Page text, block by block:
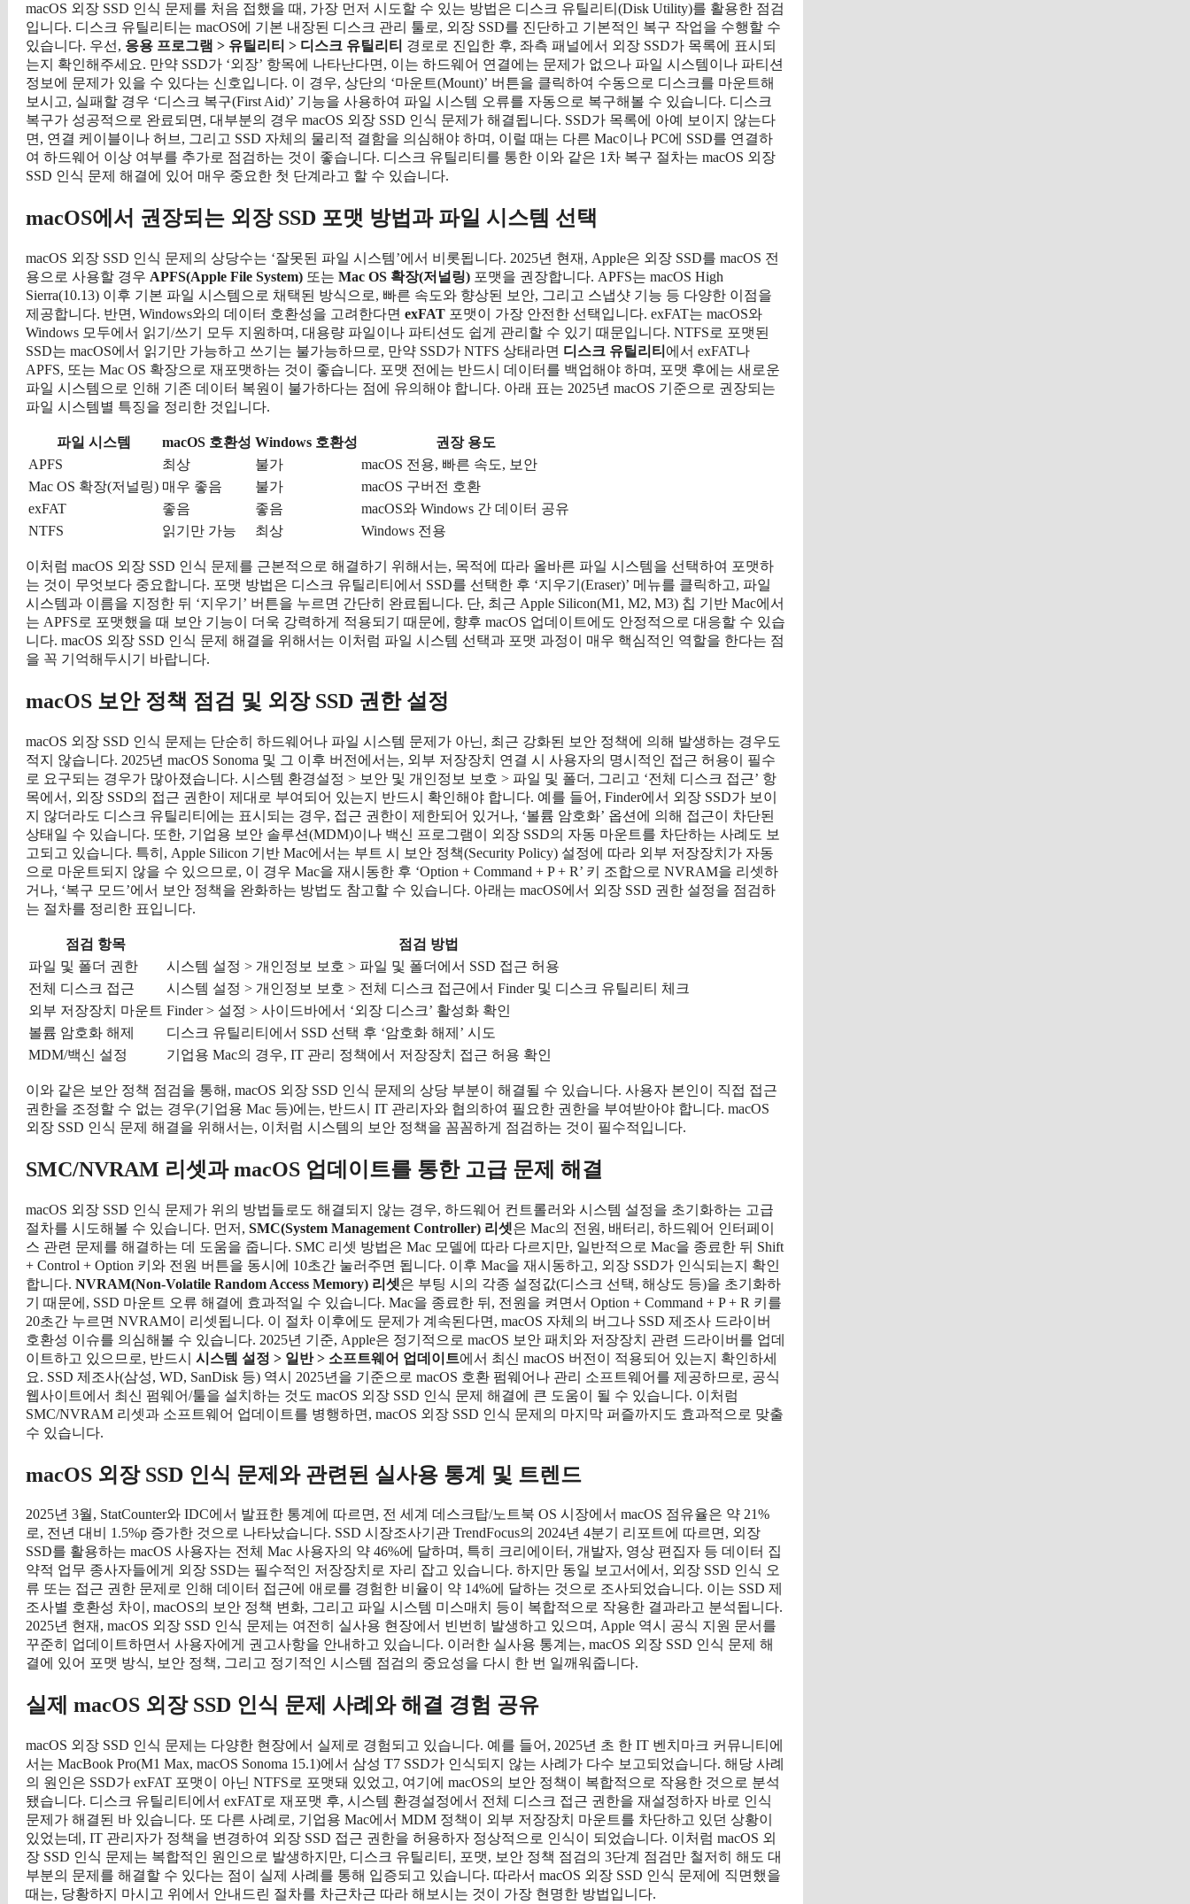
macOS 외장 SSD 인식 문제를 처음 접했을 때, 가장 먼저 시도할 수 있는 방법은 디스크 유틸리티(Disk Utility)를 활용한 점검
입니다. 디스크 유틸리티는 macOS에 기본 내장된 디스크 관리 툴로, 외장 SSD를 진단하고 기본적인 복구 작업을 수행할 수
있습니다. 우선, 응용 프로그램 > 유틸리티 > 디스크 유틸리티 경로로 진입한 후, 좌측 패널에서 외장 SSD가 목록에 표시되
는지 확인해주세요. 만약 SSD가 ‘외장’ 항목에 나타난다면, 이는 하드웨어 연결에는 문제가 없으나 파일 시스템이나 파티션
정보에 문제가 있을 수 있다는 신호입니다. 이 경우, 상단의 ‘마운트(Mount)’ 버튼을 클릭하여 수동으로 디스크를 마운트해
보시고, 실패할 경우 ‘디스크 복구(First Aid)’ 기능을 사용하여 파일 시스템 오류를 자동으로 복구해볼 수 있습니다. 디스크
복구가 성공적으로 완료되면, 대부분의 경우 macOS 외장 SSD 인식 문제가 해결됩니다. SSD가 목록에 아예 보이지 않는다
면, 연결 케이블이나 허브, 그리고 SSD 자체의 물리적 결함을 의심해야 하며, 이럴 때는 다른 Mac이나 PC에 SSD를 연결하
여 하드웨어 이상 여부를 추가로 점검하는 것이 좋습니다. 디스크 유틸리티를 통한 이와 같은 1차 복구 절차는 macOS 외장
SSD 인식 문제 해결에 있어 매우 중요한 첫 단계라고 할 수 있습니다.
macOS에서 권장되는 외장 SSD 포맷 방법과 파일 시스템 선택
macOS 외장 SSD 인식 문제의 상당수는 ‘잘못된 파일 시스템’에서 비롯됩니다. 2025년 현재, Apple은 외장 SSD를 macOS 전
용으로 사용할 경우 APFS(Apple File System) 또는 Mac OS 확장(저널링) 포맷을 권장합니다. APFS는 macOS High
Sierra(10.13) 이후 기본 파일 시스템으로 채택된 방식으로, 빠른 속도와 향상된 보안, 그리고 스냅샷 기능 등 다양한 이점을
제공합니다. 반면, Windows와의 데이터 호환성을 고려한다면 exFAT 포맷이 가장 안전한 선택입니다. exFAT는 macOS와
Windows 모두에서 읽기/쓰기 모두 지원하며, 대용량 파일이나 파티션도 쉽게 관리할 수 있기 때문입니다. NTFS로 포맷된
SSD는 macOS에서 읽기만 가능하고 쓰기는 불가능하므로, 만약 SSD가 NTFS 상태라면 디스크 유틸리티 에서 exFAT나
APFS, 또는 Mac OS 확장으로 재포맷하는 것이 좋습니다. 포맷 전에는 반드시 데이터를 백업해야 하며, 포맷 후에는 새로운
파일 시스템으로 인해 기존 데이터 복원이 불가하다는 점에 유의해야 합니다. 아래 표는 2025년 macOS 기준으로 권장되는
파일 시스템별 특징을 정리한 것입니다.
파일 시스템 macOS 호환성 Windows 호환성
권장 용도
APFS
최상 불가
macOS 전용, 빠른 속도, 보안
Mac OS 확장(저널링) 매우 좋음 불가
macOS 구버전 호환
exFAT
좋음 좋음
macOS와 Windows 간 데이터 공유
NTFS
읽기만 가능 최상 Windows 전용
이처럼 macOS 외장 SSD 인식 문제를 근본적으로 해결하기 위해서는, 목적에 따라 올바른 파일 시스템을 선택하여 포맷하
는 것이 무엇보다 중요합니다. 포맷 방법은 디스크 유틸리티에서 SSD를 선택한 후 ‘지우기(Eraser)’ 메뉴를 클릭하고, 파일
시스템과 이름을 지정한 뒤 ‘지우기’ 버튼을 누르면 간단히 완료됩니다. 단, 최근 Apple Silicon(M1, M2, M3) 칩 기반 Mac에서
는 APFS로 포맷했을 때 보안 기능이 더욱 강력하게 적용되기 때문에, 향후 macOS 업데이트에도 안정적으로 대응할 수 있습
니다. macOS 외장 SSD 인식 문제 해결을 위해서는 이처럼 파일 시스템 선택과 포맷 과정이 매우 핵심적인 역할을 한다는 점
을 꼭 기억해두시기 바랍니다.
macOS 보안 정책 점검 및 외장 SSD 권한 설정
macOS 외장 SSD 인식 문제는 단순히 하드웨어나 파일 시스템 문제가 아닌, 최근 강화된 보안 정책에 의해 발생하는 경우도
적지 않습니다. 2025년 macOS Sonoma 및 그 이후 버전에서는, 외부 저장장치 연결 시 사용자의 명시적인 접근 허용이 필수
로 요구되는 경우가 많아졌습니다. 시스템 환경설정 > 보안 및 개인정보 보호 > 파일 및 폴더, 그리고 ‘전체 디스크 접근’ 항
목에서, 외장 SSD의 접근 권한이 제대로 부여되어 있는지 반드시 확인해야 합니다. 예를 들어, Finder에서 외장 SSD가 보이
지 않더라도 디스크 유틸리티에는 표시되는 경우, 접근 권한이 제한되어 있거나, ‘볼륨 암호화’ 옵션에 의해 접근이 차단된
상태일 수 있습니다. 또한, 기업용 보안 솔루션(MDM)이나 백신 프로그램이 외장 SSD의 자동 마운트를 차단하는 사례도 보
고되고 있습니다. 특히, Apple Silicon 기반 Mac에서는 부트 시 보안 정책(Security Policy) 설정에 따라 외부 저장장치가 자동
으로 마운트되지 않을 수 있으므로, 이 경우 Mac을 재시동한 후 ‘Option + Command + P + R’ 키 조합으로 NVRAM을 리셋하
거나, ‘복구 모드’에서 보안 정책을 완화하는 방법도 참고할 수 있습니다. 아래는 macOS에서 외장 SSD 권한 설정을 점검하
는 절차를 정리한 표입니다.
점검 항목
점검 방법
파일 및 폴더 권한
시스템 설정 > 개인정보 보호 > 파일 및 폴더에서 SSD 접근 허용
전체 디스크 접근
시스템 설정 > 개인정보 보호 > 전체 디스크 접근에서 Finder 및 디스크 유틸리티 체크
외부 저장장치 마운트 Finder > 설정 > 사이드바에서 ‘외장 디스크’ 활성화 확인
볼륨 암호화 해제
디스크 유틸리티에서 SSD 선택 후 ‘암호화 해제’ 시도
MDM/백신 설정
기업용 Mac의 경우, IT 관리 정책에서 저장장치 접근 허용 확인
이와 같은 보안 정책 점검을 통해, macOS 외장 SSD 인식 문제의 상당 부분이 해결될 수 있습니다. 사용자 본인이 직접 접근
권한을 조정할 수 없는 경우(기업용 Mac 등)에는, 반드시 IT 관리자와 협의하여 필요한 권한을 부여받아야 합니다. macOS
외장 SSD 인식 문제 해결을 위해서는, 이처럼 시스템의 보안 정책을 꼼꼼하게 점검하는 것이 필수적입니다.
SMC/NVRAM 리셋과 macOS 업데이트를 통한 고급 문제 해결
macOS 외장 SSD 인식 문제가 위의 방법들로도 해결되지 않는 경우, 하드웨어 컨트롤러와 시스템 설정을 초기화하는 고급
절차를 시도해볼 수 있습니다. 먼저, SMC(System Management Controller) 리셋은 Mac의 전원, 배터리, 하드웨어 인터페이
스 관련 문제를 해결하는 데 도움을 줍니다. SMC 리셋 방법은 Mac 모델에 따라 다르지만, 일반적으로 Mac을 종료한 뒤 Shift
+ Control + Option 키와 전원 버튼을 동시에 10초간 눌러주면 됩니다. 이후 Mac을 재시동하고, 외장 SSD가 인식되는지 확인
합니다. NVRAM(Non-Volatile Random Access Memory) 리셋은 부팅 시의 각종 설정값(디스크 선택, 해상도 등)을 초기화하
기 때문에, SSD 마운트 오류 해결에 효과적일 수 있습니다. Mac을 종료한 뒤, 전원을 켜면서 Option + Command + P + R 키를
20초간 누르면 NVRAM이 리셋됩니다. 이 절차 이후에도 문제가 계속된다면, macOS 자체의 버그나 SSD 제조사 드라이버
호환성 이슈를 의심해볼 수 있습니다. 2025년 기준, Apple은 정기적으로 macOS 보안 패치와 저장장치 관련 드라이버를 업데
이트하고 있으므로, 반드시 시스템 설정 > 일반 > 소프트웨어 업데이트에서 최신 macOS 버전이 적용되어 있는지 확인하세
요. SSD 제조사(삼성, WD, SanDisk 등) 역시 2025년을 기준으로 macOS 호환 펌웨어나 관리 소프트웨어를 제공하므로, 공식
웹사이트에서 최신 펌웨어/툴을 설치하는 것도 macOS 외장 SSD 인식 문제 해결에 큰 도움이 될 수 있습니다. 이처럼
SMC/NVRAM 리셋과 소프트웨어 업데이트를 병행하면, macOS 외장 SSD 인식 문제의 마지막 퍼즐까지도 효과적으로 맞출
수 있습니다.
macOS 외장 SSD 인식 문제와 관련된 실사용 통계 및 트렌드
2025년 3월, StatCounter와 IDC에서 발표한 통계에 따르면, 전 세계 데스크탑/노트북 OS 시장에서 macOS 점유율은 약 21%
로, 전년 대비 1.5%p 증가한 것으로 나타났습니다. SSD 시장조사기관 TrendFocus의 2024년 4분기 리포트에 따르면, 외장
SSD를 활용하는 macOS 사용자는 전체 Mac 사용자의 약 46%에 달하며, 특히 크리에이터, 개발자, 영상 편집자 등 데이터 집
약적 업무 종사자들에게 외장 SSD는 필수적인 저장장치로 자리 잡고 있습니다. 하지만 동일 보고서에서, 외장 SSD 인식 오
류 또는 접근 권한 문제로 인해 데이터 접근에 애로를 경험한 비율이 약 14%에 달하는 것으로 조사되었습니다. 이는 SSD 제
조사별 호환성 차이, macOS의 보안 정책 변화, 그리고 파일 시스템 미스매치 등이 복합적으로 작용한 결과라고 분석됩니다.
2025년 현재, macOS 외장 SSD 인식 문제는 여전히 실사용 현장에서 빈번히 발생하고 있으며, Apple 역시 공식 지원 문서를
꾸준히 업데이트하면서 사용자에게 권고사항을 안내하고 있습니다. 이러한 실사용 통계는, macOS 외장 SSD 인식 문제 해
결에 있어 포맷 방식, 보안 정책, 그리고 정기적인 시스템 점검의 중요성을 다시 한 번 일깨워줍니다.
실제 macOS 외장 SSD 인식 문제 사례와 해결 경험 공유
macOS 외장 SSD 인식 문제는 다양한 현장에서 실제로 경험되고 있습니다. 예를 들어, 2025년 초 한 IT 벤치마크 커뮤니티에
서는 MacBook Pro(M1 Max, macOS Sonoma 15.1)에서 삼성 T7 SSD가 인식되지 않는 사례가 다수 보고되었습니다. 해당 사례
의 원인은 SSD가 exFAT 포맷이 아닌 NTFS로 포맷돼 있었고, 여기에 macOS의 보안 정책이 복합적으로 작용한 것으로 분석
됐습니다. 디스크 유틸리티에서 exFAT로 재포맷 후, 시스템 환경설정에서 전체 디스크 접근 권한을 재설정하자 바로 인식
문제가 해결된 바 있습니다. 또 다른 사례로, 기업용 Mac에서 MDM 정책이 외부 저장장치 마운트를 차단하고 있던 상황이
있었는데, IT 관리자가 정책을 변경하여 외장 SSD 접근 권한을 허용하자 정상적으로 인식이 되었습니다. 이처럼 macOS 외
장 SSD 인식 문제는 복합적인 원인으로 발생하지만, 디스크 유틸리티, 포맷, 보안 정책 점검의 3단계 점검만 철저히 해도 대
부분의 문제를 해결할 수 있다는 점이 실제 사례를 통해 입증되고 있습니다. 따라서 macOS 외장 SSD 인식 문제에 직면했을
때는, 당황하지 마시고 위에서 안내드린 절차를 차근차근 따라 해보시는 것이 가장 현명한 방법입니다.